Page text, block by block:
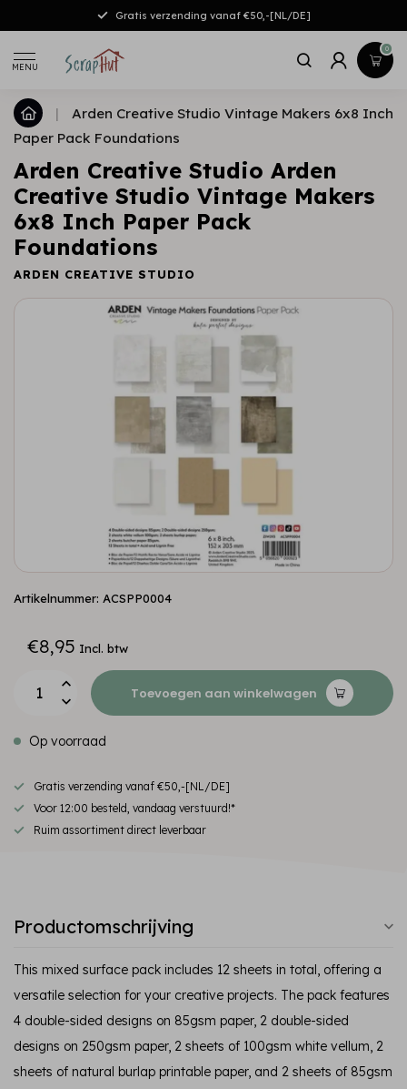
Gratis verzending vanaf €50,-[NL/DE]
MENU
0
|
Arden Creative Studio Vintage Makers 6x8 Inch
Paper Pack Foundations
Arden Creative Studio Arden
Creative Studio Vintage Makers
6x8 Inch Paper Pack
Foundations
ARDEN CREATIVE STUDIO
Artikelnummer: ACSPP0004
€8,95 Incl. btw
Toevoegen aan winkelwagen
Op voorraad
Gratis verzending vanaf €50,-[NL/DE]
Voor 12:00 besteld, vandaag verstuurd!*
Ruim assortiment direct leverbaar
Productomschrijving
This mixed surface pack includes 12 sheets in total, offering a
versatile selection for your creative projects. The pack features
4 double-sided designs on 85gsm paper, 2 double-sided
designs on 250gsm paper, 2 sheets of 100gsm white vellum, 2
sheets of natural burlap printable paper, and 2 sheets of 85gsm